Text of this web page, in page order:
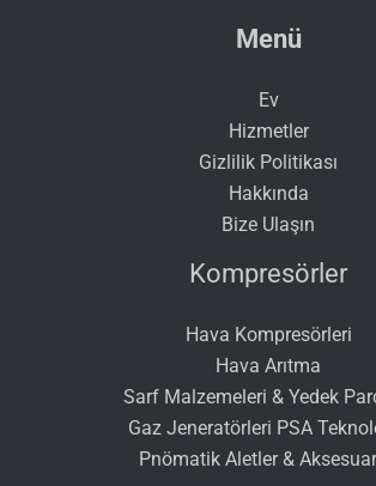
Menü
Ev
Hizmetler
Gizlilik Politikası
Hakkında
Bize Ulaşın
Kompresörler
Hava Kompresörleri
Hava Arıtma
Sarf Malzemeleri & Yedek
Gaz Jeneratörleri PSA
Pnömatik Aletler &